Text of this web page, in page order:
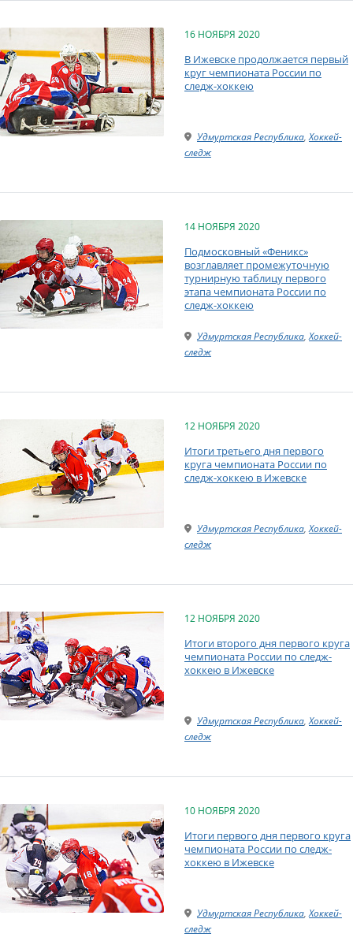
16 НОЯБРЯ 2020
В Ижевске продолжается первый
круг чемпионата России по
следж-хоккею
Удмуртская Республика,Хоккей-
следж
14 НОЯБРЯ 2020
Подмосковный «Феникс»
возглавляет промежуточную
турнирную таблицу первого
этапа чемпионата России по
следж-хоккею
Удмуртская Республика,Хоккей-
следж
12 НОЯБРЯ 2020
Итоги третьего дня первого
круга чемпионата России по
следж-хоккею в Ижевске
Удмуртская Республика,Хоккей-
следж
12 НОЯБРЯ 2020
Итоги второго дня первого круга
чемпионата России по следж-
хоккею в Ижевске
Удмуртская Республика,Хоккей-
следж
10 НОЯБРЯ 2020
Итоги первого дня первого круга
чемпионата России по следж-
хоккею в Ижевске
Удмуртская Республика,Хоккей-
следж